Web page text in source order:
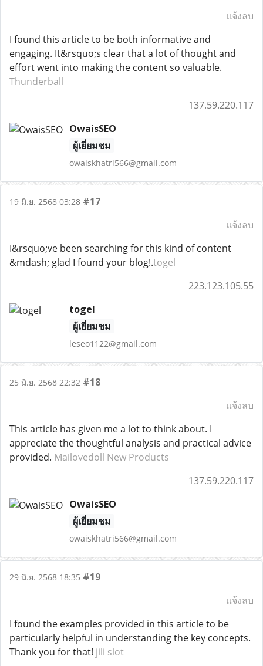
แจ้งลบ
I found this article to be both informative and
engaging. It&rsquo;s clear that a lot of thought and
effort went into making the content so valuable.
Thunderball
137.59.220.117
OwaisSEO
ผู้เยี่ยมชม
owaiskhatri566@gmail.com
19 มิ.ย. 2568 03:28 #17
แจ้งลบ
I&rsquo;ve been searching for this kind of content
&mdash; glad I found your blog!.togel
223.123.105.55
togel
ผู้เยี่ยมชม
leseo1122@gmail.com
25 มิ.ย. 2568 22:32 #18
แจ้งลบ
This article has given me a lot to think about. I
appreciate the thoughtful analysis and practical advice
provided. Mailovedoll New Products
137.59.220.117
OwaisSEO
ผู้เยี่ยมชม
owaiskhatri566@gmail.com
29 มิ.ย. 2568 18:35 #19
แจ้งลบ
I found the examples provided in this article to be
particularly helpful in understanding the key concepts.
Thank you for that! jili slot